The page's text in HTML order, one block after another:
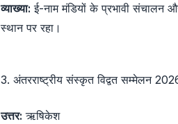
व्याख्या: ई-नाम मंडियों के प्रभावी संचालन
स्थान पर रहा।
3. अंतरराष्ट्रीय संस्कृत विद्वत सम्मेलन
उत्तर: ऋषिकेश